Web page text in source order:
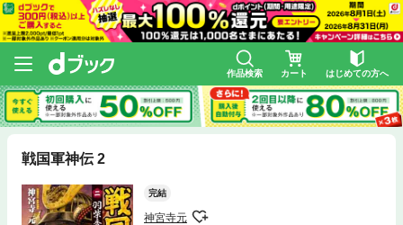
作品検索 カート はじめての方へ
戦国軍神伝 2
完結
神宮寺元